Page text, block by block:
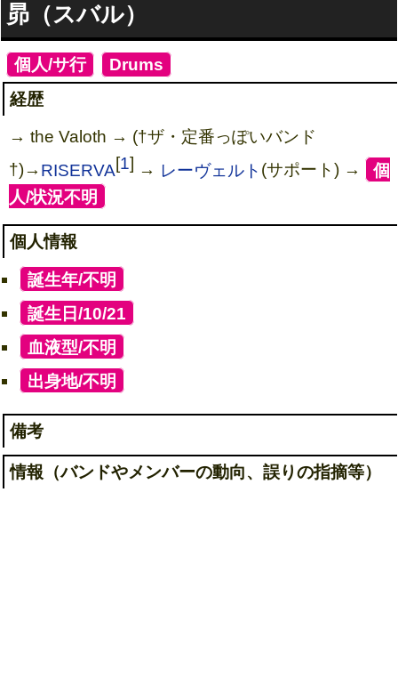
昴（スバル）
個人/サ行] Drums
経歴
→ the Valoth → (†ザ・定番っぽいバンド
†)→ RISERVA[1] → レーヴェルト (サポート) → [個
人/状況不明
個人情報
誕生年/不明
誕生日/10/21
血液型/不明
出身地/不明
備考
情報（バンドやメンバーの動向、誤りの指摘等）